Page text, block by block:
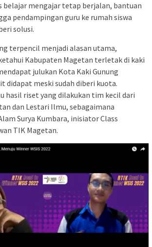
belajar mengajar tetap berjalan, bantuan
pendampingan guru ke rumah siswa
solusi.
terpencil menjadi alasan utama,
Kabupaten Magetan terletak di kaki
julukan Kota Kaki Gunung
didapat meski sudah diberi kuota.
hasil riset yang dilakukan tim kecil dari
dan Lestari Ilmu, sebagaimana
Surya Kumbara, inisiator Class
TIK Magetan.